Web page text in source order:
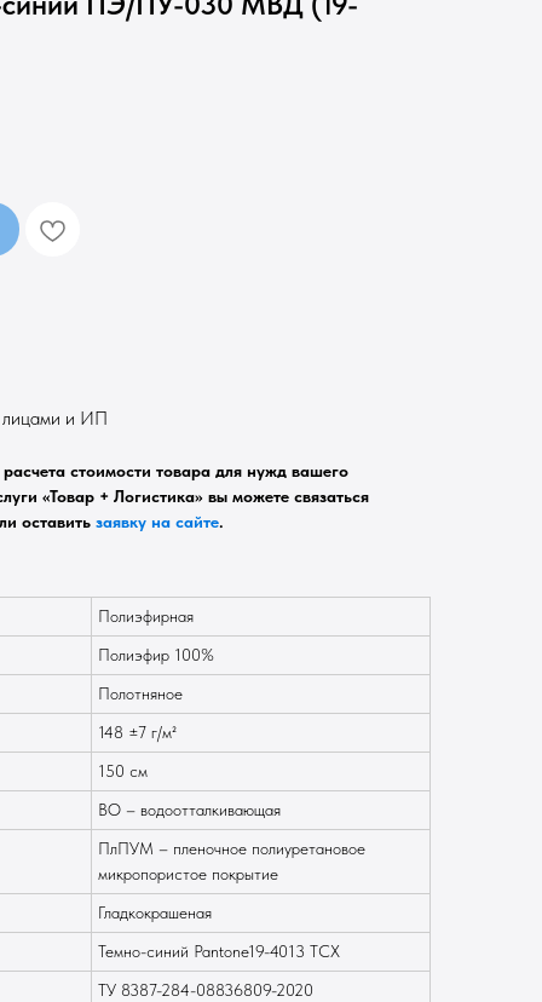
лицами и ИП
стоимости товара для нужд вашего
«Товар + Логистика» вы можете связаться
оставить заявку на сайте.
Полиэфирная
Полиэфир 100%
Полотняное
148 ±7 г/м²
150 см
ВО – водоотталкивающая
ПлПУМ – пленочное полиуретановое
микропористое покрытие
Гладкокрашеная
Темно-синий Pantone19-4013 ТСХ
ТУ 8387-284-08836809-2020